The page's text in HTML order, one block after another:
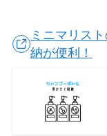
ミニマリス
納が便利！